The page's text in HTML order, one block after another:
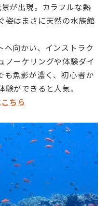
が出現。カラフルな熱
姿はまさに天然の水族館
へ向かい、インストラク
ノーケリングや体験ダイ
も魚影が濃く、初心者か
ができると人気。
ちら